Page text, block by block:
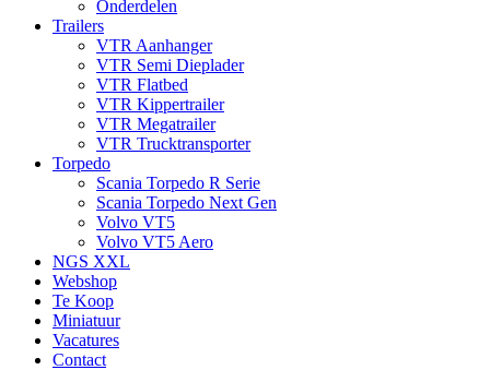
Onderdelen
Trailers
VTR Aanhanger
VTR Semi Dieplader
VTR Flatbed
VTR Kippertrailer
VTR Megatrailer
VTR Trucktransporter
Torpedo
Scania Torpedo R Serie
Scania Torpedo Next Gen
Volvo VT5
Volvo VT5 Aero
NGS XXL
Webshop
Te Koop
Miniatuur
Vacatures
Contact